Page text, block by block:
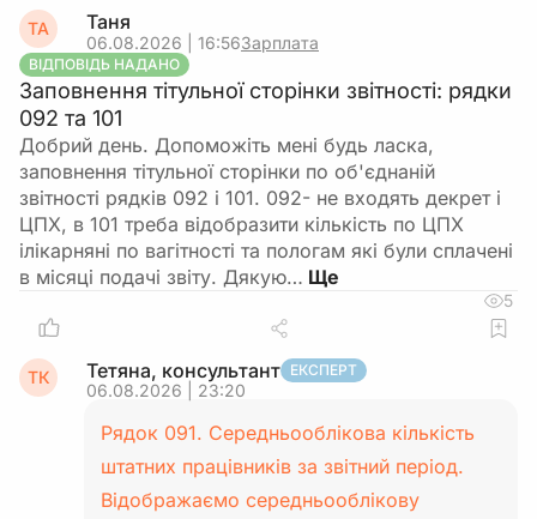
ТА Таня
06.08.2026 | 16:56Зарплата
ВІДПОВІДЬ НАДАНО
Заповнення тітульної сторінки звітності: рядки
092 та 101
Добрий день. Допоможіть мені будь ласка,
заповнення тітульної сторінки по об'єднаній
звітності рядків 092 і 101. 092- не входять декрет і
ЦПХ, в 101 треба відобразити кількість по ЦПХ
ілікарняні по вагітності та пологам які були сплачені
в місяці подачі звіту. Дякую…
5
ТК Тетяна, консультант ЕКСПЕРТ
06.08.2026 | 23:20
Рядок 091. Середньооблікова кількість
штатних працівників за звітний період.
Відображаємо середньооблікову